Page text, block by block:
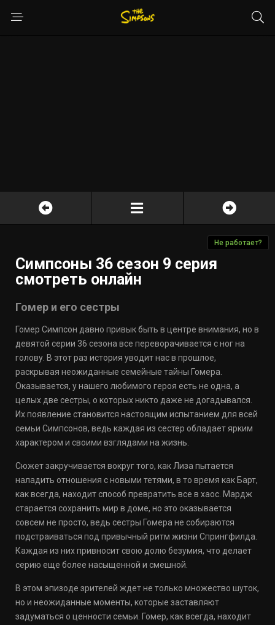
Не работает?
Симпсоны 36 сезон 9 серия
смотреть онлайн
Гомер и его сестры
Гомер Симпсон давно привык быть в центре внимания, но в
девятой серии 36 сезона все переворачивается с ног на
голову. В этот раз история уводит нас в прошлое,
раскрывая неожиданные семейные тайны Гомера.
Оказывается, у нашего любимого героя есть не одна, а
целых две сестры, о которых никто даже не догадывался.
Их появление становится настоящим испытанием для всей
семьи Симпсонов, ведь каждая из сестер обладает ярким
характером и своими взглядами на жизнь.
Сюжет закручивается вокруг того, как Лиза пытается
наладить отношения с новыми тетями, в то время как Барт,
как всегда, находит способ превратить все в хаос. Мардж
старается сохранить мир в доме, но это оказывается
совсем не просто, ведь сестры Гомера не собираются
подстраиваться под привычный ритм жизни Спрингфилда.
Каждая из них привносит свою долю безумия, что делает
серию еще более насыщенной и смешной.
В этом эпизоде зрителей ждет не только множество шуток,
но и неожиданные моменты, которые заставляют
задуматься о ценности семьи. Гомер, как всегда, находит